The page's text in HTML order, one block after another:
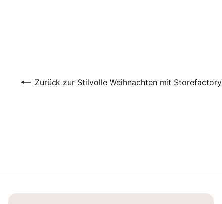
Zurück zur Stilvolle Weihnachten mit Storefactory